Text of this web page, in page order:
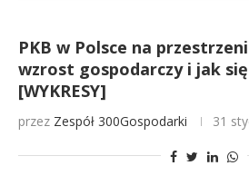
PKB w Polsce na
wzrost gospodarczy i jak
[WYKRESY]
przez Zespół 300Gospodarki 31